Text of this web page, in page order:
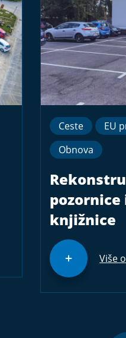
Ceste EU
Obnova
knjižnice
Više